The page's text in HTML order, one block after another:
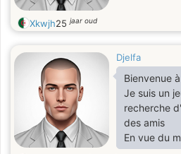
Xkwjh25jaar oud
Djelfa
Bienvenue
Je suis un
recherche
des amis
En vue du